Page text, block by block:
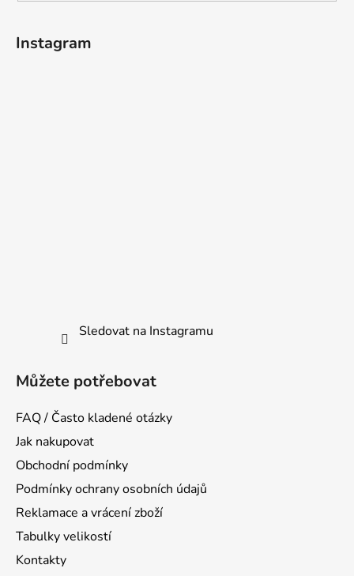
Instagram
Sledovat na Instagramu
Můžete potřebovat
FAQ / Často kladené otázky
Jak nakupovat
Obchodní podmínky
Podmínky ochrany osobních údajů
Reklamace a vrácení zboží
Tabulky velikostí
Kontakty